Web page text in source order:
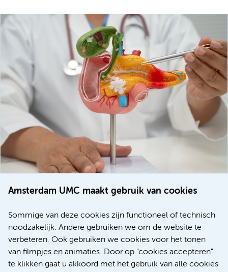
Amsterdam UMC maakt gebruik van cookies
Sommige van deze cookies zijn functioneel of technisch
noodzakelijk. Andere gebruiken we om de website te
verbeteren. Ook gebruiken we cookies voor het tonen
van filmpjes en animaties. Door op "cookies accepteren"
te klikken gaat u akkoord met het gebruik van alle cookies
voor patiënten met alvleesklierkanker verbeteren